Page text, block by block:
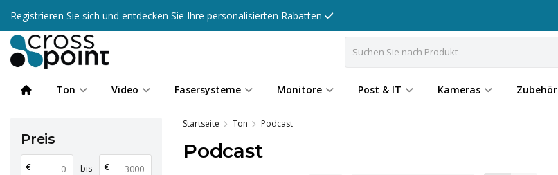
Registrieren Sie sich und entdecken Sie Ihre personalisierten Rabatten
Ton Video Fasersysteme Monitore Post & IT Kameras Zubehör
Preis
€ bis €
Startseite Ton Podcast
Podcast